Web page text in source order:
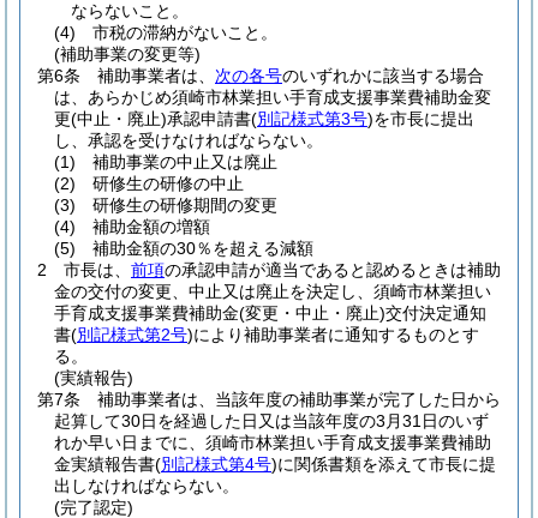
ならないこと。
(4)
市税の滞納がないこと。
(補助事業の変更等)
第6条
補助事業者は、 次の各号のいずれかに該当する場合
は、あらかじめ須崎市林業担い手育成支援事業費補助金変
更(中止・廃止)承認申請書(別記様式第3号)を市長に提出
し、承認を受けなければならない。
(1)
補助事業の中止又は廃止
(2)
研修生の研修の中止
(3)
研修生の研修期間の変更
(4)
補助金額の増額
(5)
補助金額の30％を超える減額
2
市長は、 前項の承認申請が適当であると認めるときは補助
金の交付の変更、中止又は廃止を決定し、須崎市林業担い
手育成支援事業費補助金(変更・中止・廃止)交付決定通知
書(別記様式第2号)により補助事業者に通知するものとす
る。
(実績報告)
第7条
補助事業者は、当該年度の補助事業が完了した日から
起算して30日を経過した日又は当該年度の3月31日のいず
れか早い日までに、須崎市林業担い手育成支援事業費補助
金実績報告書(別記様式第4号)に関係書類を添えて市長に提
出しなければならない。
(完了認定)